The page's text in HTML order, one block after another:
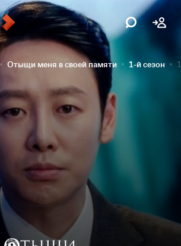
Отыщи меня в своей памяти 1-й сезон